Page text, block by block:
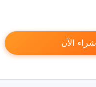
شراء الآن